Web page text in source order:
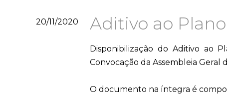
20/11/2020 Aditivo ao
Disponibilização do Aditivo ao
Convocação da Assembleia Geral
O documento na íntegra é